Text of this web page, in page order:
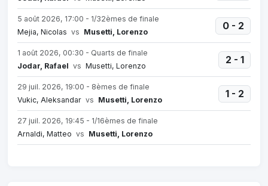
5 août 2026, 17:00 - 1/32èmes de finale
Mejia, Nicolas vs Musetti, Lorenzo
0 - 2
1 août 2026, 00:30 - Quarts de finale
Jodar, Rafael vs Musetti, Lorenzo
2 - 1
29 juil. 2026, 19:00 - 8èmes de finale
Vukic, Aleksandar vs Musetti, Lorenzo
1 - 2
27 juil. 2026, 19:45 - 1/16èmes de finale
Arnaldi, Matteo vs Musetti, Lorenzo